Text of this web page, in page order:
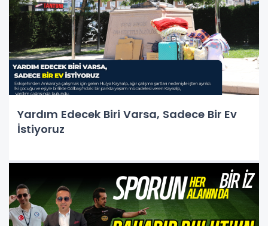
Yardım Edecek Biri Varsa, Sadece Bir Ev
İstiyoruz